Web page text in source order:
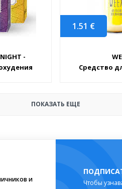
-
1.51 €
Средство
ПОКАЗАТЬ ЕЩЕ
и
Чтобы